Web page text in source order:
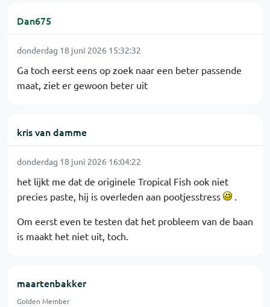
Dan675
donderdag 18 juni 2026 15:32:32
Ga toch eerst eens op zoek naar een beter passende
maat, ziet er gewoon beter uit
kris van damme
donderdag 18 juni 2026 16:04:22
het lijkt me dat de originele Tropical Fish ook niet
precies paste, hij is overleden aan pootjesstress
.
Om eerst even te testen dat het probleem van de baan
is maakt het niet uit, toch.
maartenbakker
Golden Member